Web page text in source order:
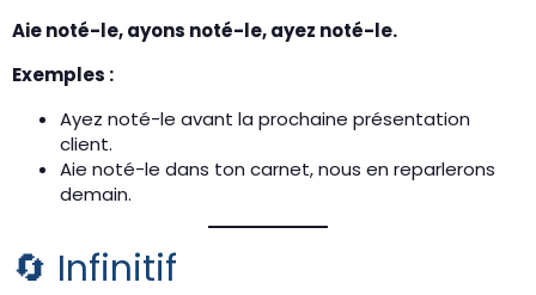
Aie noté-le, ayons noté-le, ayez noté-le.
Exemples :
Ayez noté-le avant la prochaine présentation
client.
Aie noté-le dans ton carnet, nous en reparlerons
demain.
🔄 Infinitif